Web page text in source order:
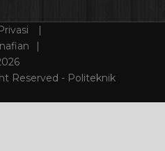
Reserved - Politeknik